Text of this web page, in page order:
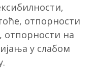
отпорности
отпорности на
у слабом